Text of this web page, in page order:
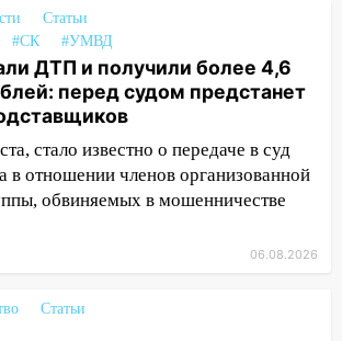
на Рябикова автомобиль
бензин в Ульяновске
список АЗС
В Ульяновской области
опасность
районе утонул
черный коршун
Статьи
#СК #УМВД
ДТП и получили более 4,6
перед судом предстанет
стало известно о передаче в суд
в отношении членов организованной
обвиняемых в мошенничестве
06.08.2026
Статьи